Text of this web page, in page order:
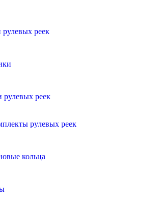
реек
рулевых реек
рулевых реек
кольца